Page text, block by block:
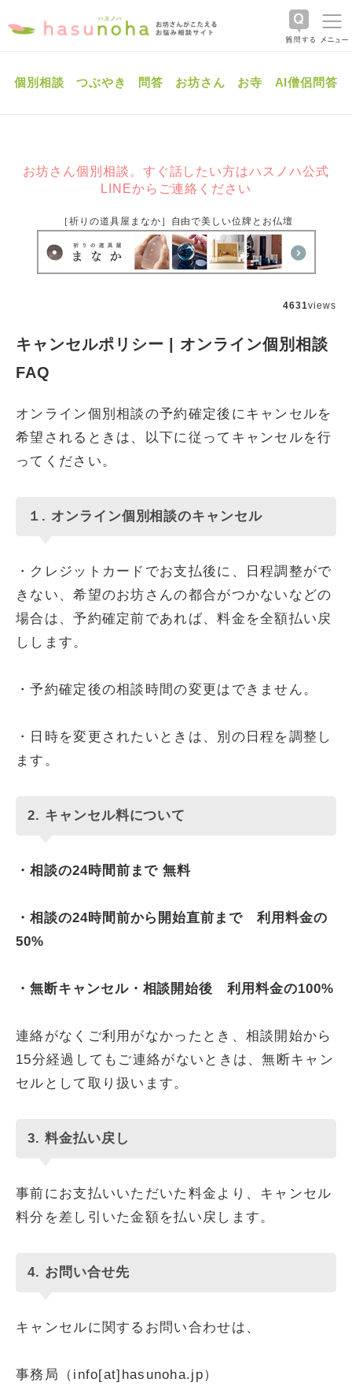
個別相談 つぶやき 問答 お坊さん お寺 AI僧侶問答
お坊さん個別相談。すぐ話したい方はハスノハ公式
LINEからご連絡ください
［祈りの道具屋まなか］自由で美しい位牌とお仏壇
4631views
キャンセルポリシー | オンライン個別相談
FAQ
オンライン個別相談の予約確定後にキャンセルを
希望されるときは、以下に従ってキャンセルを行
ってください。
１. オンライン個別相談のキャンセル
・クレジットカードでお支払後に、日程調整がで
きない、希望のお坊さんの都合がつかないなどの
場合は、予約確定前であれば、料金を全額払い戻
しします。
・予約確定後の相談時間の変更はできません。
・日時を変更されたいときは、別の日程を調整し
ます。
2. キャンセル料について
・相談の24時間前まで 無料
・相談の24時間前から開始直前まで 利用料金の
50%
・無断キャンセル・相談開始後 利用料金の100%
連絡がなくご利用がなかったとき、相談開始から
15分経過してもご連絡がないときは、無断キャン
セルとして取り扱います。
3. 料金払い戻し
事前にお支払いいただいた料金より、キャンセル
料分を差し引いた金額を払い戻します。
4. お問い合せ先
キャンセルに関するお問い合わせは、
事務局（info[at]hasunoha.jp）